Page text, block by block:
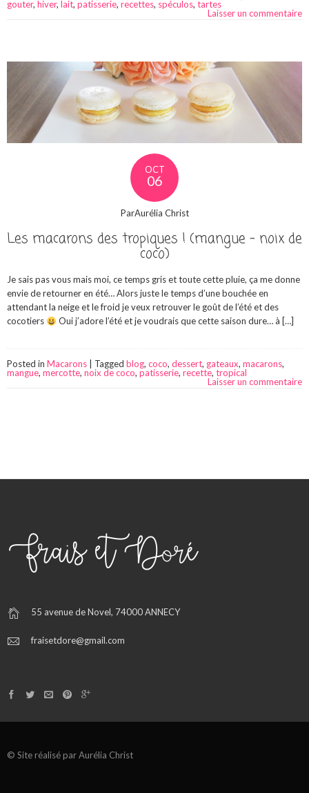
gouter, hiver, lait, patisserie, recettes, spéculos, tartes
Laisser un commentaire
OCT
06
ParAurélia Christ
Les macarons des tropiques ! (mangue – noix de
coco)
Je sais pas vous mais moi, ce temps gris et toute cette pluie, ça me donne
envie de retourner en été… Alors juste le temps d’une bouchée en
attendant la neige et le froid je veux retrouver le goût de l’été et des
cocotiers
Oui j’adore l’été et je voudrais que cette saison dure… à […]
Posted in Macarons Tagged blog, coco, dessert, gateaux, macarons,
mangue, mercotte, noix de coco, patisserie, recette, tropical
Laisser un commentaire
55 avenue de Novel, 74000 ANNECY
fraisetdore@gmail.com
© Site réalisé par Aurélia Christ